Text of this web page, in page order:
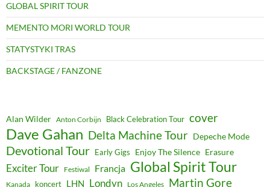
GLOBAL SPIRIT TOUR
MEMENTO MORI WORLD TOUR
STATYSTYKI TRAS
BACKSTAGE / FANZONE
Alan Wilder Anton Corbijn Black Celebration Tour cover
Dave Gahan Delta Machine Tour Depeche Mode
Devotional Tour Early Gigs Enjoy The Silence Erasure
Exciter Tour Festiwal Francja Global Spirit Tour
Kanada koncert LHN Londyn Los Angeles Martin Gore